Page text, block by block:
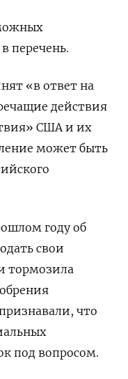
перечень.
«в ответ на
действия
США и их
может быть
году об
свои
тормозила
что
под вопросом.